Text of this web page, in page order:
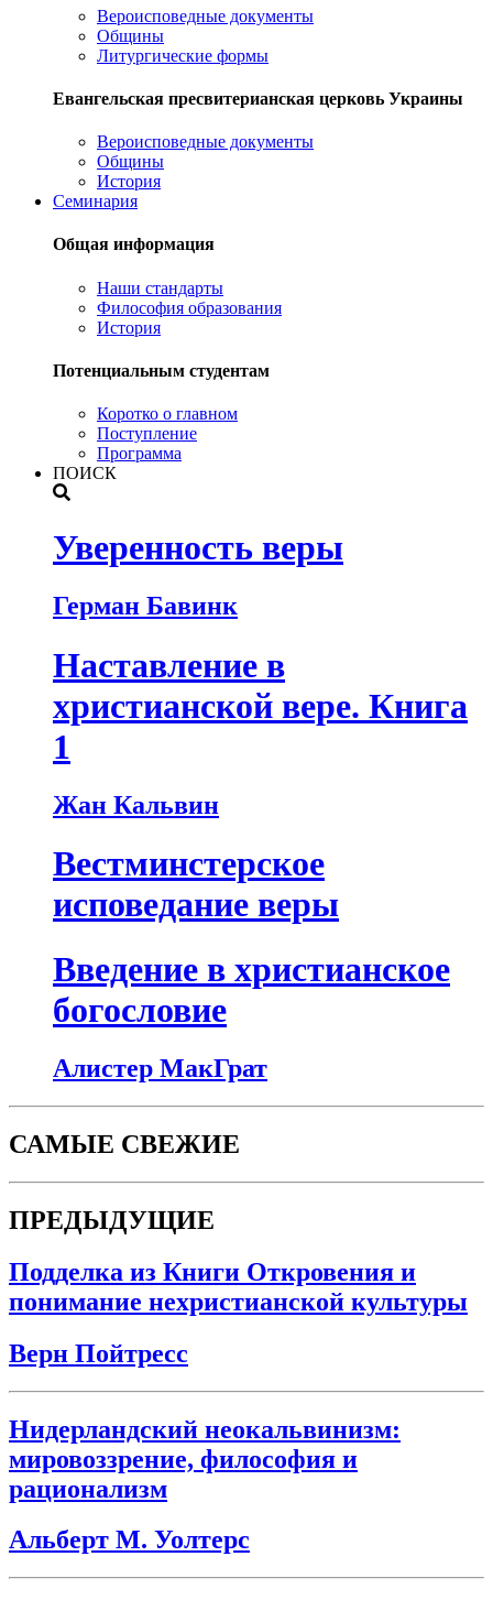
Вероисповедные документы
Общины
Литургические формы
Евангельская пресвитерианская церковь Украины
Вероисповедные документы
Общины
История
Семинария
Общая информация
Наши стандарты
Философия образования
История
Потенциальным студентам
Коротко о главном
Поступление
Программа
ПОИСК
Уверенность веры
Герман Бавинк
Наставление в
христианской вере. Книга
1
Жан Кальвин
Вестминстерское
исповедание веры
Введение в христианское
богословие
Алистер МакГрат
САМЫЕ СВЕЖИЕ
ПРЕДЫДУЩИЕ
Подделка из Книги Откровения и
понимание нехристианской культуры
Верн Пойтресс
Нидерландский неокальвинизм:
мировоззрение, философия и
рационализм
Альберт М. Уолтерс